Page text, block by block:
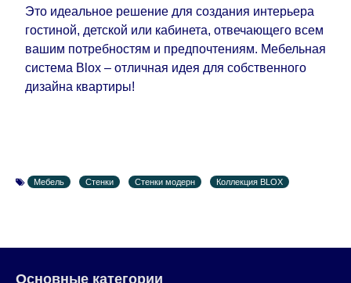
Это идеальное решение для создания интерьера
гостиной, детской или кабинета, отвечающего всем
вашим потребностям и предпочтениям. Мебельная
система Blox – отличная идея для собственного
дизайна квартиры!
Мебель Стенки Стенки модерн Коллекция BLOX
Основные категории